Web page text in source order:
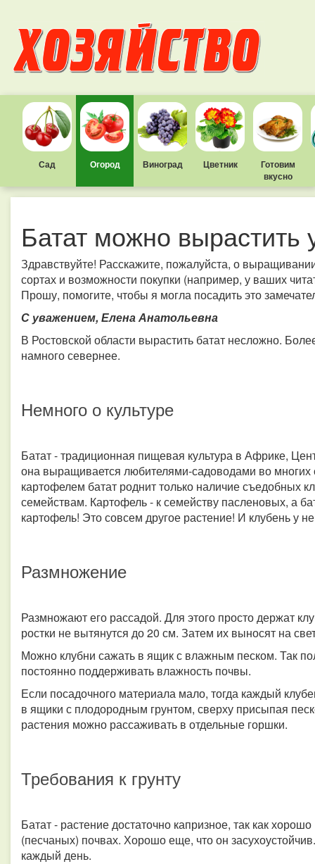
Сад Огород Виноград Цветник
Готовим
вкусно
Батат можно вырастить
Здравствуйте! Расскажите, пожалуйста, о
сортах и возможности покупки (например, у ваших
Прошу, помогите, чтобы я могла посадить это
С уважением, Елена Анатольевна
В Ростовской области вырастить батат несложно.
намного севернее.
Немного о культуре
Батат - традиционная пищевая культура в Африке,
она выращивается любителями-садоводами во
картофелем батат роднит только наличие съедобных
семействам. Картофель - к семейству пасленовых, а
картофель! Это совсем другое растение! И клубень у
Размножение
Размножают его рассадой. Для этого просто держат
ростки не вытянутся до 20 см. Затем их выносят на
Можно клубни сажать в ящик с влажным песком. Так
постоянно поддерживать влажность почвы.
Если посадочного материала мало, тогда каждый
в ящики с плодородным грунтом, сверху присыпая
растения можно рассаживать в отдельные горшки.
Требования к грунту
Батат - растение достаточно капризное, так как
(песчаных) почвах. Хорошо еще, что он
каждый день.